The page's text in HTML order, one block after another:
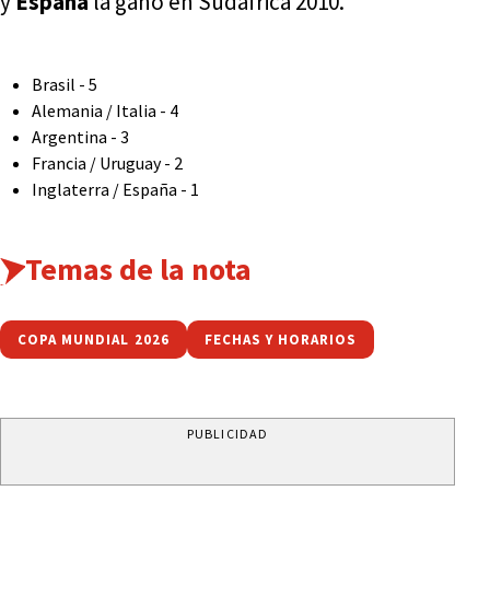
Brasil - 5
Alemania / Italia - 4
Argentina - 3
Francia / Uruguay - 2
Inglaterra / España - 1
Temas de la nota
COPA MUNDIAL 2026 FECHAS Y HORARIOS
PUBLICIDAD